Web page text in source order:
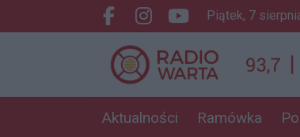
Facebook.com
Instagram.com
Youtube.com
piątek, 7
Aktualności Ramówka